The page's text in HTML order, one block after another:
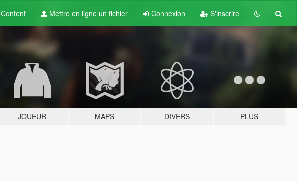
Content Mettre en ligne un fichier Connexion S'inscrire
JOUEUR MAPS DIVERS PLUS